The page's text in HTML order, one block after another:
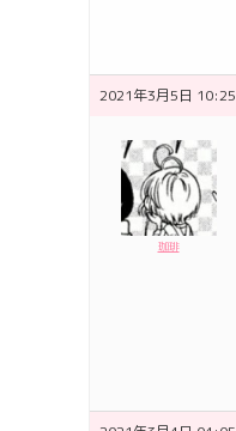
2021年3月5日 10:25
珈琲